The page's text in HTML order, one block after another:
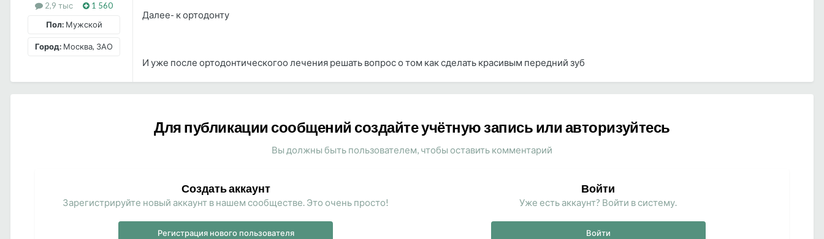
2,9 тыс
1 560
Пол:Мужской
Город: Москва, ЗАО
Далее- к ортодонту
И уже после ортодонтическогоо лечения решать вопрос о том как сделать красивым передний зуб
Для публикации сообщений создайте учётную запись или авторизуйтесь
Вы должны быть пользователем, чтобы оставить комментарий
Создать аккаунт
Зарегистрируйте новый аккаунт в нашем сообществе. Это очень просто!
Регистрация нового пользователя
Войти
Уже есть аккаунт? Войти в систему.
Войти